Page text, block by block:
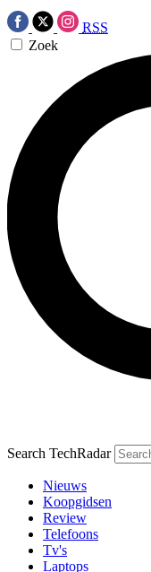
RSS
Zoek
Search TechRadar
Nieuws
Koopgidsen
Review
Telefoons
Tv's
Laptops